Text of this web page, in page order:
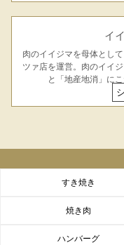
イ
肉のイイジマを母体とし
ツァ店を運営。肉のイイ
と「地産地消」に
すき焼き
焼き肉
ハンバーグ